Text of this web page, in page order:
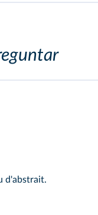
d'abstrait.